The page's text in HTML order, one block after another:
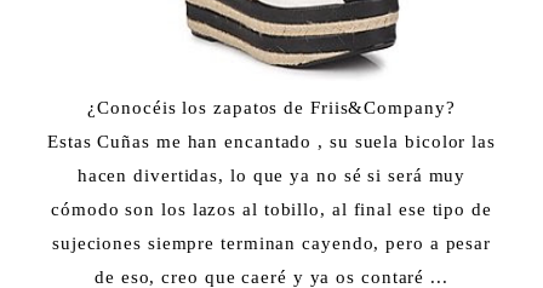
¿Conocéis los zapatos de Friis&Company?
Estas Cuñas me han encantado , su suela bicolor las
hacen divertidas, lo que ya no sé si será muy
cómodo son los lazos al tobillo, al final ese tipo de
sujeciones siempre terminan cayendo, pero a pesar
de eso, creo que caeré y ya os contaré ...